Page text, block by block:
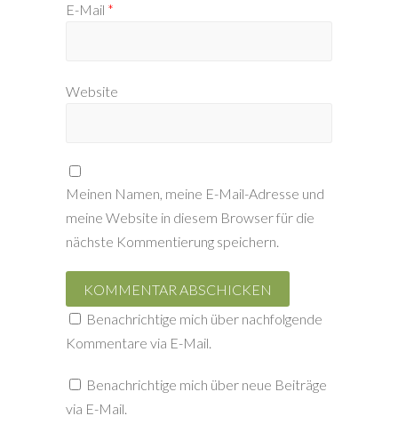
E-Mail *
Website
Meinen Namen, meine E-Mail-Adresse und
meine Website in diesem Browser für die
nächste Kommentierung speichern.
Benachrichtige mich über nachfolgende
Kommentare via E-Mail.
Benachrichtige mich über neue Beiträge
via E-Mail.